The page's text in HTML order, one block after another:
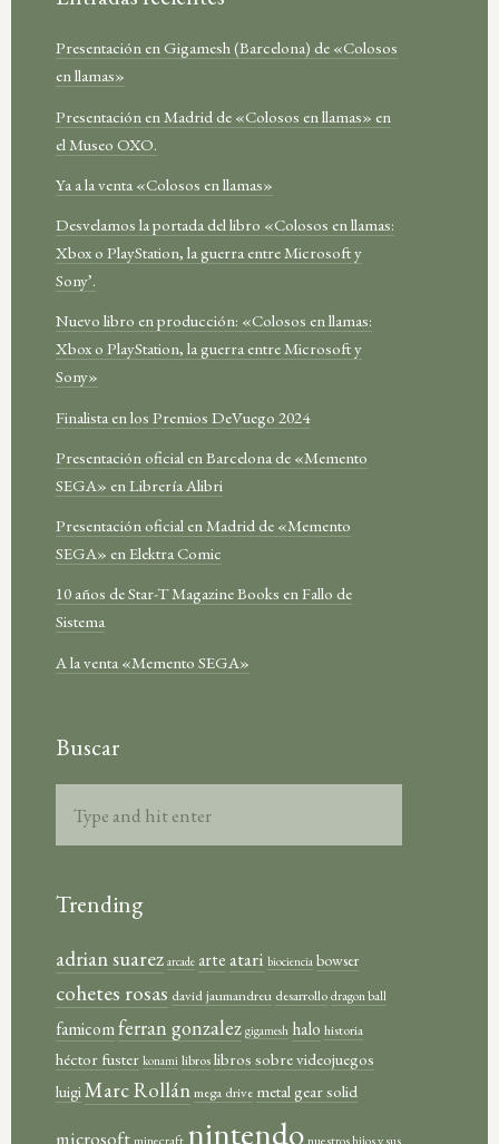
Presentación en Gigamesh (Barcelona) de «Colosos
en llamas»
Presentación en Madrid de «Colosos en llamas» en
el Museo OXO.
Ya a la venta «Colosos en llamas»
Desvelamos la portada del libro «Colosos en llamas:
Xbox o PlayStation, la guerra entre Microsoft y
Sony’.
Nuevo libro en producción: «Colosos en llamas:
Xbox o PlayStation, la guerra entre Microsoft y
Sony»
Finalista en los Premios DeVuego 2024
Presentación oficial en Barcelona de «Memento
SEGA» en Librería Alibri
Presentación oficial en Madrid de «Memento
SEGA» en Elektra Comic
10 años de Star-T Magazine Books en Fallo de
Sistema
A la venta «Memento SEGA»
Buscar
Trending
adrian suarez arcade arteatari biociencia bowser
cohetes rosas david jaumandreu desarrollodragon ball
famicomferran gonzalez gigamesh halo historia
héctor fuster konami libroslibros sobre videojuegos
luigiMarc Rollánmega drive metal gear solid
microsoft nintendo